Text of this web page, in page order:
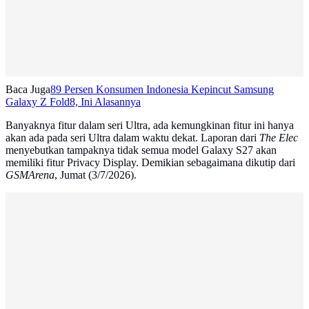
Baca Juga89 Persen Konsumen Indonesia Kepincut Samsung
Galaxy Z Fold8, Ini Alasannya
Banyaknya fitur dalam seri Ultra, ada kemungkinan fitur ini hanya
akan ada pada seri Ultra dalam waktu dekat. Laporan dari The Elec
menyebutkan tampaknya tidak semua model Galaxy S27 akan
memiliki fitur Privacy Display. Demikian sebagaimana dikutip dari
GSMArena, Jumat (3/7/2026).